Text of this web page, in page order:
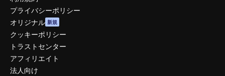
プライバシーポリシー
オリジナル 新規
クッキーポリシー
トラストセンター
アフィリエイト
法人向け